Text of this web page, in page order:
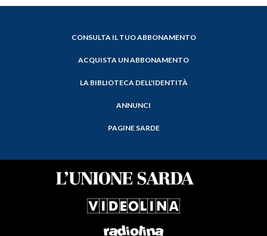
CONSULTA IL TUO ABBONAMENTO
ACQUISTA UN ABBONAMENTO
LA BIBLIOTECA DELL'IDENTITÀ
ANNUNCI
PAGINE SARDE